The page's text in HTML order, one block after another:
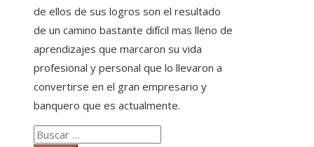
de ellos de sus logros son el resultado
de un camino bastante difícil mas lleno de
aprendizajes que marcaron su vida
profesional y personal que lo llevaron a
convertirse en el gran empresario y
banquero que es actualmente.
Buscar: